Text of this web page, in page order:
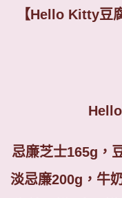
【Hello Kitty豆
忌廉芝士165g ，
淡忌廉200g ，牛